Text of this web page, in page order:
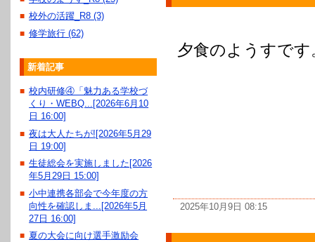
夕食のようすで
2025年10月9日 08:15
■ 校外の活躍_R8 (3)
■ 修学旅行 (62)
新着記事
■ 校内研修④「魅力ある学校づ
くり・WEBQ...[2026年6月10
日 16:00]
■ 夜は大人たちが![2026年5月29
日 19:00]
■ 生徒総会を実施しました[2026
年5月29日 15:00]
■ 小中連携各部会で今年度の方
向性を確認しま...[2026年5月
27日 16:00]
■ 夏の大会に向け選手激励会